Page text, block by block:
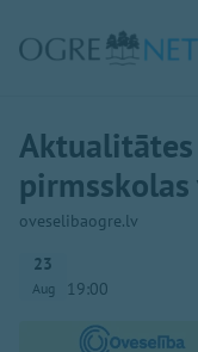
Aktualitātes
oveselibaogre.lv
23
Aug 19:00